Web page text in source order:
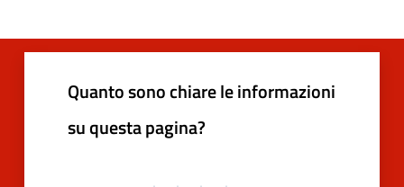
Quanto sono chiare le informazioni
su questa pagina?